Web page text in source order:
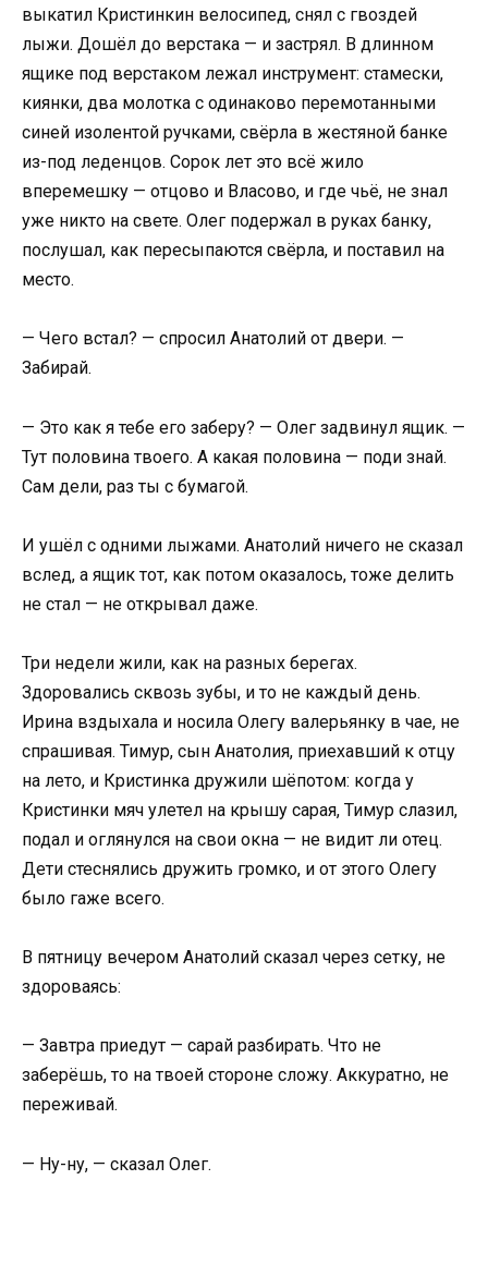
выкатил Кристинкин велосипед, снял с гвоздей
лыжи. Дошёл до верстака — и застрял. В длинном
ящике под верстаком лежал инструмент: стамески,
киянки, два молотка с одинаково перемотанными
синей изолентой ручками, свёрла в жестяной банке
из-под леденцов. Сорок лет это всё жило
вперемешку — отцово и Власово, и где чьё, не знал
уже никто на свете. Олег подержал в руках банку,
послушал, как пересыпаются свёрла, и поставил на
место.
— Чего встал? — спросил Анатолий от двери. —
Забирай.
— Это как я тебе его заберу? — Олег задвинул ящик. —
Тут половина твоего. А какая половина — поди знай.
Сам дели, раз ты с бумагой.
И ушёл с одними лыжами. Анатолий ничего не сказал
вслед, а ящик тот, как потом оказалось, тоже делить
не стал — не открывал даже.
Три недели жили, как на разных берегах.
Здоровались сквозь зубы, и то не каждый день.
Ирина вздыхала и носила Олегу валерьянку в чае, не
спрашивая. Тимур, сын Анатолия, приехавший к отцу
на лето, и Кристинка дружили шёпотом: когда у
Кристинки мяч улетел на крышу сарая, Тимур слазил,
подал и оглянулся на свои окна — не видит ли отец.
Дети стеснялись дружить громко, и от этого Олегу
было гаже всего.
В пятницу вечером Анатолий сказал через сетку, не
здороваясь:
— Завтра приедут — сарай разбирать. Что не
заберёшь, то на твоей стороне сложу. Аккуратно, не
переживай.
— Ну-ну, — сказал Олег.